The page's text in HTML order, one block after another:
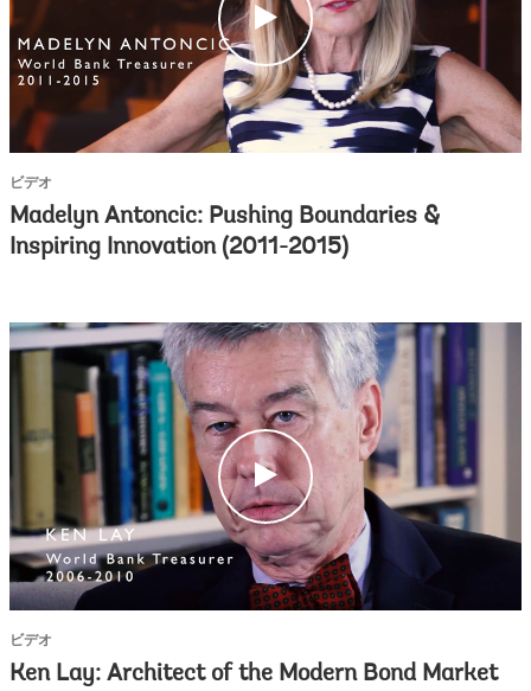
c
l
i
c
k
ビデオ
Madelyn Antoncic: Pushing Boundaries &
Inspiring Innovation (2011-2015)
c
l
i
c
k
ビデオ
Ken Lay: Architect of the Modern Bond Market